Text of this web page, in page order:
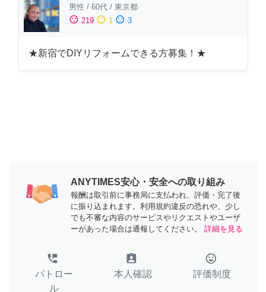
男性 / 60代 / 東京都
sentiment_satisfied 219 sentiment_neutral 1 sentiment_dissatisfied 3
★新宿でDIYリフォームできる方募集！★
ANYTIMES安心・安全への取り組み
報酬は取引前に事務局に支払われ、評価・完了後
に振り込まれます。利用規約違反の恐れや、少し
でも不審な内容のサービスやリクエストやユーザ
ーがあった場合は通報してください。
詳細を見る
perm_phone_msg
パトロー
ル
assignment_ind
本人確認
tag_faces
評価制度